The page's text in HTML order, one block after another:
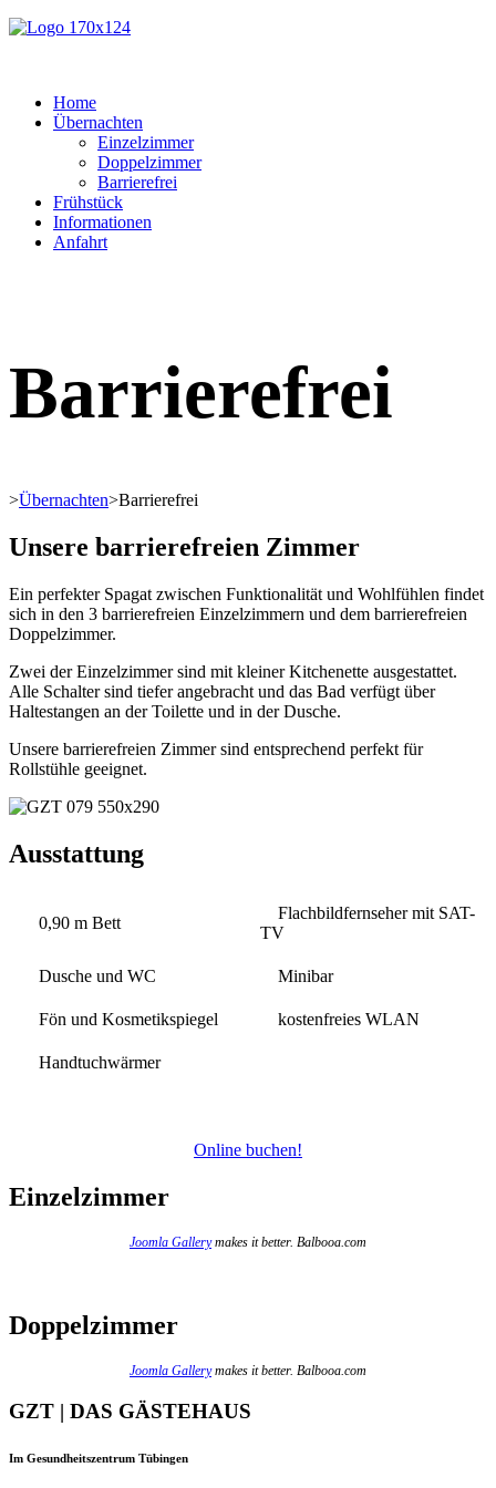
Home
Übernachten
Einzelzimmer
Doppelzimmer
Barrierefrei
Frühstück
Informationen
Anfahrt
Barrierefrei
>Übernachten>Barrierefrei
Unsere barrierefreien Zimmer
Ein perfekter Spagat zwischen Funktionalität und Wohlfühlen findet
sich in den 3 barrierefreien Einzelzimmern und dem barrierefreien
Doppelzimmer.
Zwei der Einzelzimmer sind mit kleiner Kitchenette ausgestattet.
Alle Schalter sind tiefer angebracht und das Bad verfügt über
Haltestangen an der Toilette und in der Dusche.
Unsere barrierefreien Zimmer sind entsprechend perfekt für
Rollstühle geeignet.
Ausstattung
0,90 m Bett
Flachbildfernseher mit SAT-
TV
Dusche und WC Minibar
Fön und Kosmetikspiegel kostenfreies WLAN
Handtuchwärmer
Online buchen!
Einzelzimmer
Joomla Gallerymakes it better. Balbooa.com
Doppelzimmer
Joomla Gallerymakes it better. Balbooa.com
GZT | DAS GÄSTEHAUS
Im Gesundheitszentrum Tübingen